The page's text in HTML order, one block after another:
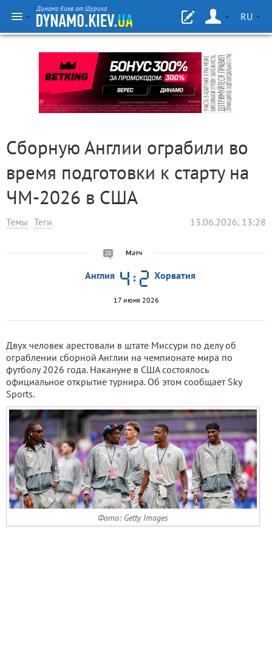
Динамо Киев от Шурика
RU
Сборную Англии ограбили во
время подготовки к старту на
ЧМ-2026 в США
Темы Теги 13.06.2026, 13:28
28 Матч
Англия Хорватия
17 июня 2026
Двух человек арестовали в штате Миссури по делу об
ограблении сборной Англии на чемпионате мира по
футболу 2026 года. Накануне в США состоялось
официальное открытие турнира. Об этом сообщает Sky
Sports.
Фото: Getty Images